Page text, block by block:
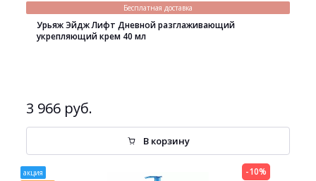
Бесплатная доставка
Урьяж Эйдж Лифт Дневной разглаживающий
укрепляющий крем 40 мл
3 966 руб.
В корзину
акция
-10%